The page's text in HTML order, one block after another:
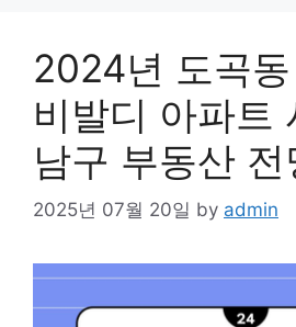
2024년 도곡
비발디 아파트
남구 부동산 전
2025년 07월 20일 by admin